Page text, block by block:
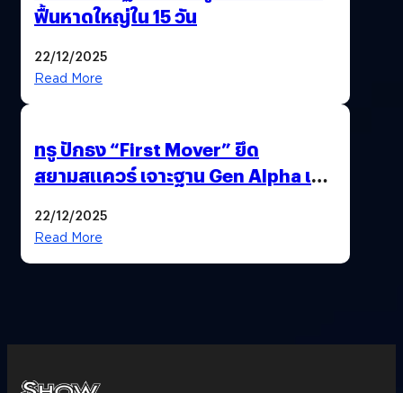
ฟื้นหาดใหญ่ใน 15 วัน
22/12/2025
Read More
ทรู ปักธง “First Mover” ยึด
สยามสแควร์ เจาะฐาน Gen Alpha เมื่อ
ยุคถัดไป
22/12/2025
Read More